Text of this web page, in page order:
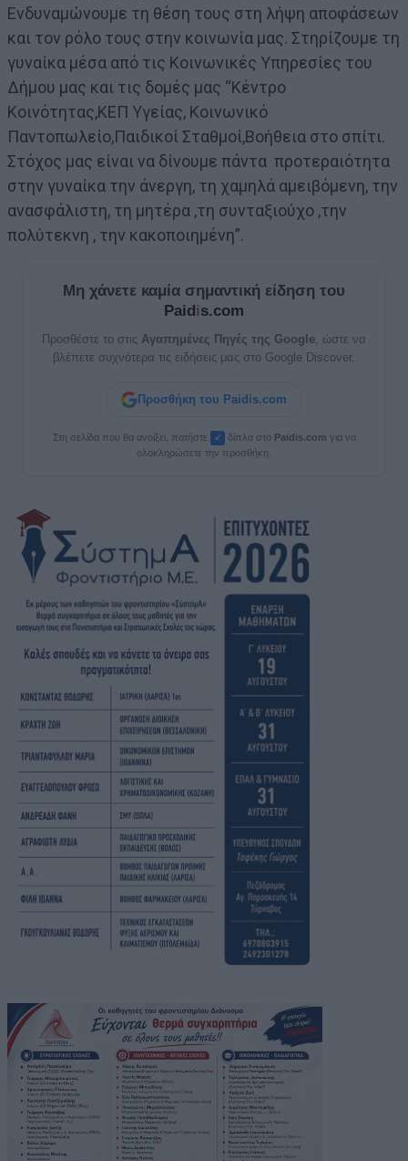
Ενδυναμώνουμε τη θέση τους στη λήψη αποφάσεων
και τον ρόλο τους στην κοινωνία μας. Στηρίζουμε τη
γυναίκα μέσα από τις Κοινωνικές Υπηρεσίες του
Δήμου μας και τις δομές μας “Κέντρο
Κοινότητας,ΚΕΠ Υγείας, Κοινωνικό
Παντοπωλείο,Παιδικοί Σταθμοί,Βοήθεια στο σπίτι.
Στόχος μας είναι να δίνουμε πάντα προτεραιότητα
στην γυναίκα την άνεργη, τη χαμηλά αμειβόμενη, την
ανασφάλιστη, τη μητέρα ,τη συνταξιούχο ,την
πολύτεκνη , την κακοποιημένη”.
Μη χάνετε καμία σημαντική είδηση του
Paid is.com
Προσθέστε το στις Αγαπημένες Πηγές της Google, ώστε να
βλέπετε συχνότερα τις ειδήσεις μας στο Google Discover.
Προσθήκη του Paidis.com
Στη σελίδα που θα ανοίξει, πατήστε ✓ δίπλα στο Paid is.com για να
ολοκληρώσετε την προσθήκη.